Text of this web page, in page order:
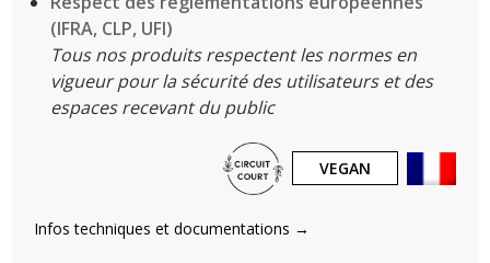
(IFRA, CLP, UFI)
Tous nos produits respectent les normes en
vigueur pour la sécurité des utilisateurs et des
espaces recevant du public
VEGAN
Infos techniques et documentations →